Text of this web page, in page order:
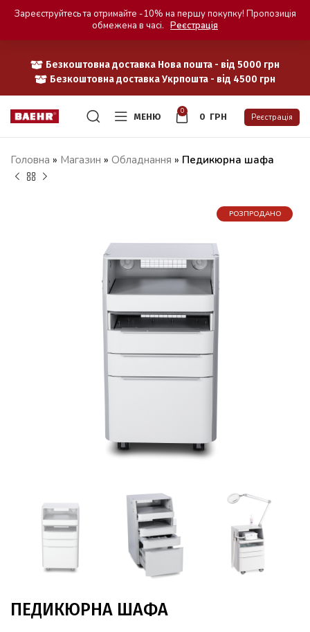
Безкоштовна доставка Нова пошта - від 5000 грн
Безкоштовна доставка Укрпошта - від 4500 грн
МЕНЮ
0
0 ГРН Реєстрація
Головна » Магазин » Обладнання » Педикюрна шафа
РОЗПРОДАНО
ПЕДИКЮРНА ШАФА
Зареєструйтесь та отримайте -10% на першу покупку! Пропозиція
обмежена в часі. Реєстрація